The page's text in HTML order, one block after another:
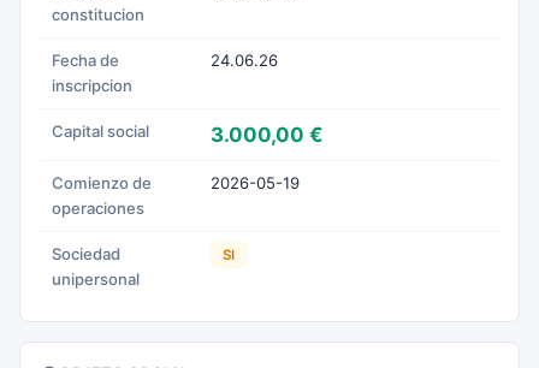
constitucion
Fecha de
inscripcion
24.06.26
Capital social 3.000,00 €
Comienzo de
operaciones
2026-05-19
Sociedad
unipersonal
SI